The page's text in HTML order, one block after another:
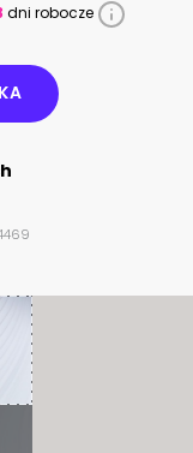
dni robocze